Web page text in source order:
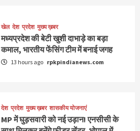
खेल देश प्रदेश मुख्य ख़बर
मध्यप्रदेश की बेटी खुशी दाभाड़े का बड़ा
कमाल, भारतीय फेंसिंग टीम में बनाई जगह
13 hours ago rpkpindianews.com
देश प्रदेश मुख्य ख़बर शासकीय योजनाएं
MP में घुड़सवारी को नई उड़ान! एनसीसी के